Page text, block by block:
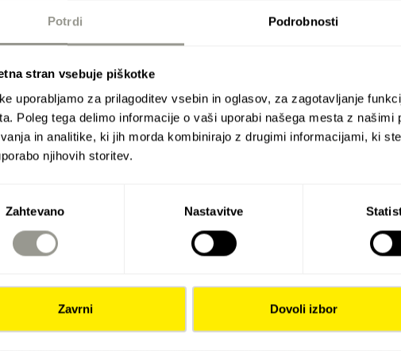
Potrdi Podrobnosti
stran vsebuje piškotke
uporabljamo za prilagoditev vsebin in oglasov, za zagotavljanje
Poleg tega delimo informacije o vaši uporabi našega mesta z našimi
in analitike, ki jih morda kombinirajo z drugimi informacijami, ki
njihovih storitev.
Zahtevano Nastavitve
Zavrni Dovoli izbor